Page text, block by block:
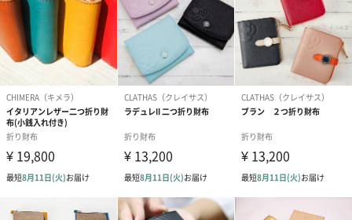
商品詳細情報
商品本体サイ
幅110mm×奥行25mm×高さ95mm
商品本体重量
パッケージ内
同梱物
・ケアカード
パッケージ外
装
直方体紙箱
装サイズ
幅142mm×奥行32mm×高さ112mm